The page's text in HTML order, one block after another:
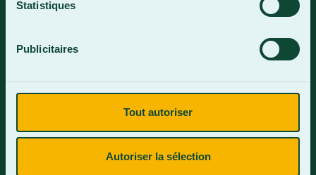
Statistiques
Publicitaires
Tout autoriser
Autoriser la sélection